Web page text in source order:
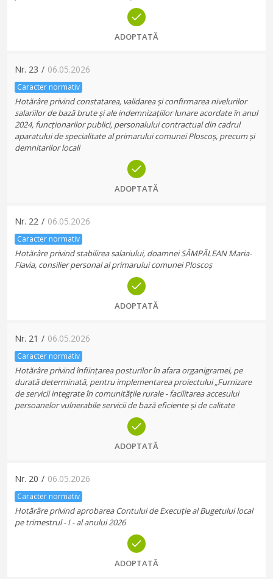
ADOPTATĂ
Nr. 23 / 06.05.2026
Caracter normativ
Hotărâre privind constatarea, validarea și confirmarea nivelurilor
salariilor de bază brute și ale indemnizațiilor lunare acordate în anul
2024, funcționarilor publici, personalului contractual din cadrul
aparatului de specialitate al primarului comunei Ploscoș, precum și
demnitarilor locali
ADOPTATĂ
Nr. 22 / 06.05.2026
Caracter normativ
Hotărâre privind stabilirea salariului, doamnei SÂMPĂLEAN Maria-
Flavia, consilier personal al primarului comunei Ploscoș
ADOPTATĂ
Nr. 21 / 06.05.2026
Caracter normativ
Hotărâre privind înființarea posturilor în afara organigramei, pe
durată determinată, pentru implementarea proiectului „Furnizare
de servicii integrate în comunitățile rurale - facilitarea accesului
persoanelor vulnerabile servicii de bază eficiente și de calitate
ADOPTATĂ
Nr. 20 / 06.05.2026
Caracter normativ
Hotărâre privind aprobarea Contului de Execuție al Bugetului local
pe trimestrul - I - al anului 2026
ADOPTATĂ